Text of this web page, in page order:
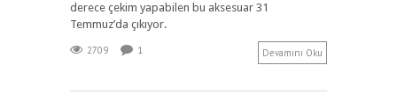
derece çekim yapabilen bu aksesuar 31
Temmuz’da çıkıyor.
2709 1 Devamını Oku